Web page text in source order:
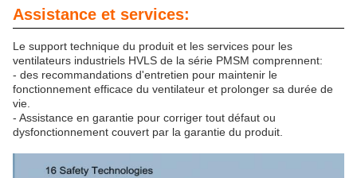
Assistance et services:
Le support technique du produit et les services pour les
ventilateurs industriels HVLS de la série PMSM comprennent:
- des recommandations d'entretien pour maintenir le
fonctionnement efficace du ventilateur et prolonger sa durée de
vie.
- Assistance en garantie pour corriger tout défaut ou
dysfonctionnement couvert par la garantie du produit.